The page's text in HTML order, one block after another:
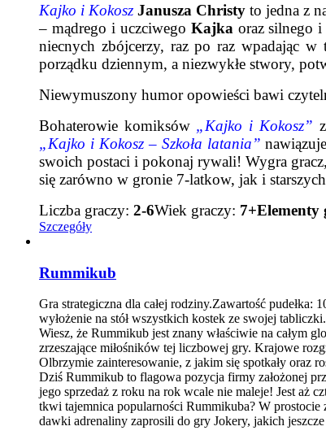
Kajko i Kokosz Janusza Christy to jedna z
– mądrego i uczciwego Kajka oraz silnego
niecnych zbójcerzy, raz po raz wpadając
porządku dziennym, a niezwykłe stwory,
Niewymuszony humor opowieści bawi
Bohaterowie komiksów „Kajko i Kokosz”
„Kajko i Kokosz – Szkoła latania”
swoich postaci i pokonaj rywali! Wygra
się zarówno w gronie 7-latkow, jak i
Liczba graczy: 2-6Wiek graczy: 7+Elementy
Szczegóły
Rummikub
Gra strategiczna dla całej rodziny.Zawartość
wyłożenie na stół wszystkich kostek ze swojej tabliczki.
Wiesz, że Rummikub jest znany właściwie na całym
zrzeszające miłośników tej liczbowej gry. Krajowe
Olbrzymie zainteresowanie, z jakim się spotkały oraz
Dziś Rummikub to flagowa pozycja firmy założonej
jego sprzedaż z roku na rok wcale nie maleje! Jest aż
tkwi tajemnica popularności Rummikuba? W
dawki adrenaliny zaprosili do gry Jokery, jakich